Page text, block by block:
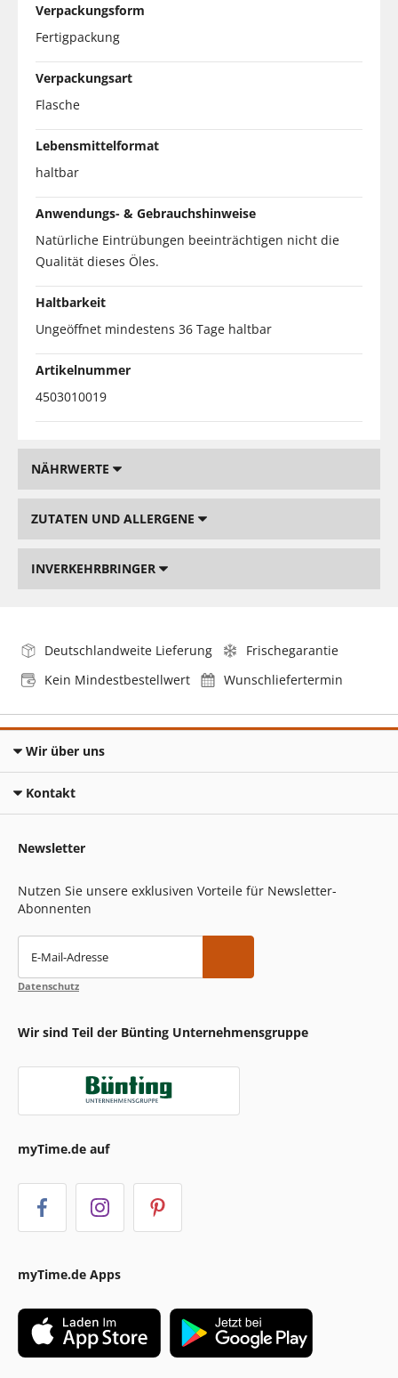
Verpackungsform
Fertigpackung
Verpackungsart
Flasche
Lebensmittelformat
haltbar
Anwendungs- & Gebrauchshinweise
Natürliche Eintrübungen beeinträchtigen nicht die
Qualität dieses Öles.
Haltbarkeit
Ungeöffnet mindestens 36 Tage haltbar
Artikelnummer
4503010019
NÄHRWERTE
ZUTATEN UND ALLERGENE
INVERKEHRBRINGER
Deutschlandweite Lieferung
Frischegarantie
Kein Mindestbestellwert
Wunschliefertermin
Wir über uns
Kontakt
Newsletter
Nutzen Sie unsere exklusiven Vorteile für Newsletter-
Abonnenten
E-Mail-Adresse
Datenschutz
Wir sind Teil der Bünting Unternehmensgruppe
myTime.de auf
myTime.de Apps